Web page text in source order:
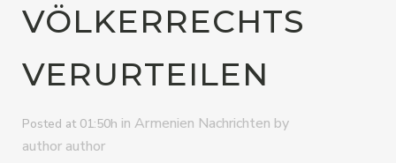
VÖLKERRECHTS
VERURTEILEN
Posted at 01:50h in Armenien Nachrichten by
author author